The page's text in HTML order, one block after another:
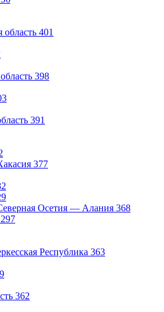
401
398
391
377
Осетия — Алания 368
297
Республика 363
362